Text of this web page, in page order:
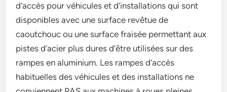
d’accès pour véhicules et d’installations qui sont
disponibles avec une surface revêtue de
caoutchouc ou une surface fraisée permettant aux
pistes d’acier plus dures d’être utilisées sur des
rampes en aluminium. Les rampes d’accès
habituelles des véhicules et des installations ne